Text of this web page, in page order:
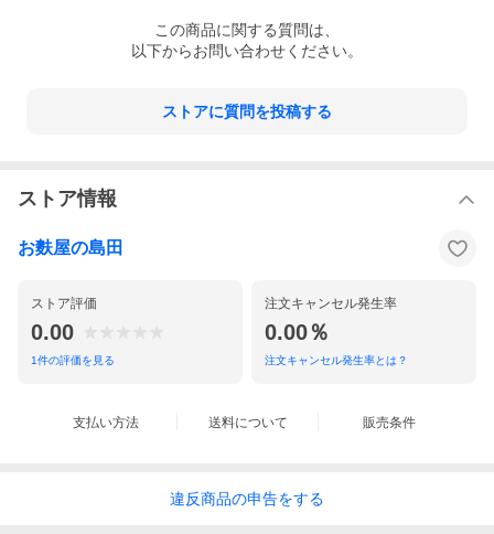
この商品に関する質問は、
以下からお問い合わせください。
ストアに質問を投稿する
ストア情報
お麩屋の島田
ストア評価
0.00
1件の評価を見る
注文キャンセル発生率
0.00％
注文キャンセル発生率とは？
支払い方法 送料について 販売条件
違反商品の申告をする